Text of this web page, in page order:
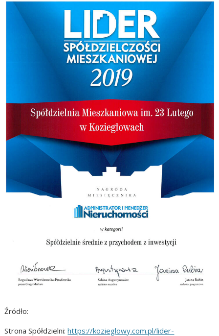
Źródło:
Strona Spółdzielni:https://kozieglowy.com.pl/lider-